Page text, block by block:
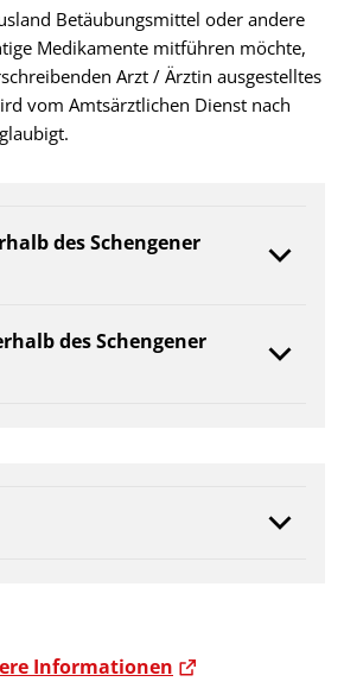
Betäubungsmittel oder andere
Medikamente mitführen möchte,
Arzt / Ärztin ausgestelltes
vom Amtsärztlichen Dienst nach
des Schengener
des Schengener
Informationen